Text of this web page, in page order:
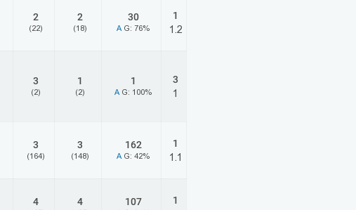
2
(22)
2
(18)
30
A G: 76%
1
1.2
3
(2)
1
(2)
1
A G: 100%
3
1
3
(164)
3
(148)
162
A G: 42%
1
1.1
4 4 107
1